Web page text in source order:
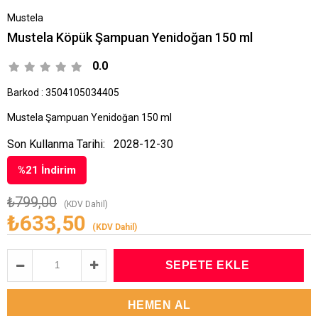
Mustela
Mustela Köpük Şampuan Yenidoğan 150 ml
0.0
Barkod : 3504105034405
Mustela Şampuan Yenidoğan 150 ml
%21 İndirim
₺799,00 (KDV Dahil)
₺633,50 (KDV Dahil)
Son Kullanma Tarihi: 2028-12-30